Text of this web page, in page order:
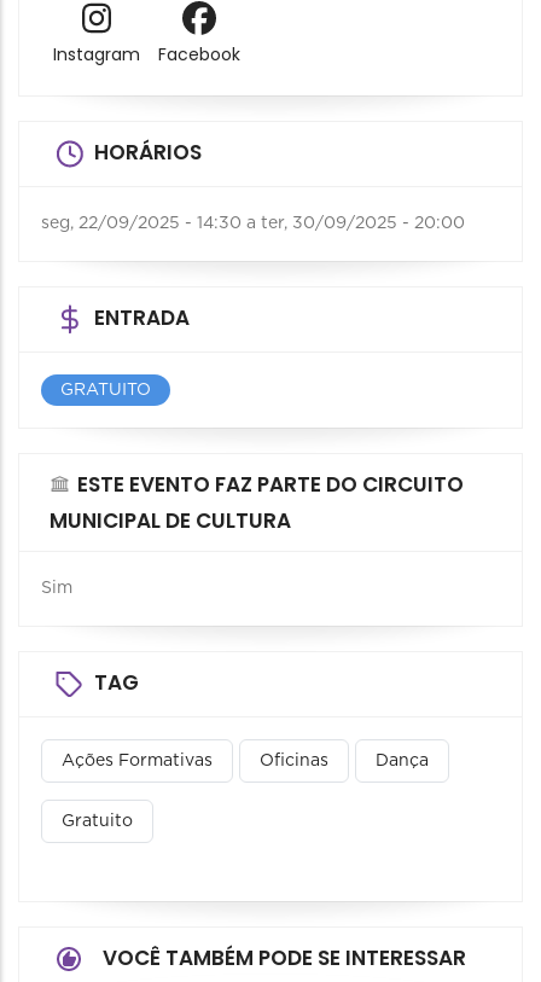
Instagram Facebook
HORÁRIOS
seg, 22/09/2025 - 14:30 a ter, 30/09/2025 - 20:00
ENTRADA
GRATUITO
ESTE EVENTO FAZ PARTE DO CIRCUITO
MUNICIPAL DE CULTURA
Sim
TAG
Ações Formativas Oficinas Dança
Gratuito
VOCÊ TAMBÉM PODE SE INTERESSAR